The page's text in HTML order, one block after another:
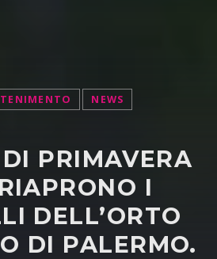
NEWS
PRIMAVERA
I
DELL’ORTO
DI PALERMO.